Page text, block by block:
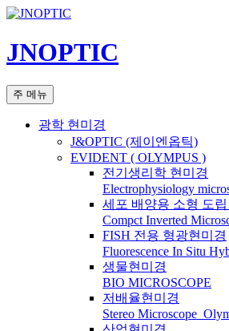
컨
츠
로
너
JNOPTIC
검
색
주 메뉴
광학 현미경
J&OPTIC (제이엔옵틱)
EVIDENT ( OLYMPUS )
전기생리학 현미경
Electrophysiology
세포 배양용 소형 도
Compct Inverted
FISH 전용 형광현미경
Fluorescence In Situ
생물현미경
BIO MICROSCOPE
저배율현미경
Stereo